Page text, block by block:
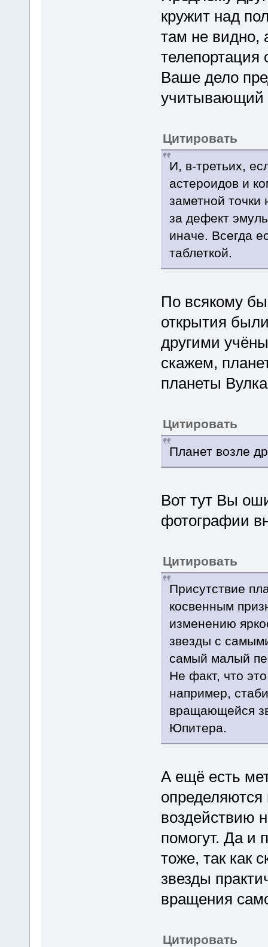
кружит над
там не видно,
Ваше дело
учитывающий
Цитировать
И, в-третьих,
астероидов и
заметной
за дефект
иначе. Всегда
таблеткой.
По всякому
открытия
другими
скажем,
планеты
Цитировать
Планет возле
Вот тут Вы
фотографии
Цитировать
Присутствие
косвенным
изменению
звезды с
самый малый
Не факт, что
например,
вращающейся
Юпитера.
А ещё есть
определяются
воздействию
помогут. Да и
тоже, так как
звезды
вращения
Цитировать